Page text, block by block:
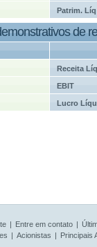
Patrim. Líq
de
Receita
EBIT
Lucro
| Entre em contato |
| Acionistas | Principais